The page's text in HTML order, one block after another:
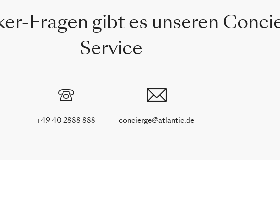
Fragen gibt es unseren
Service
+49 40 2888 888 concierge@atlantic.de